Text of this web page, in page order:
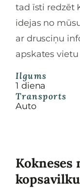
tad īsti redzēt
idejas no
ar drusciņu
apskates
Ilgums
1 diena
Transports
Auto
Kokneses